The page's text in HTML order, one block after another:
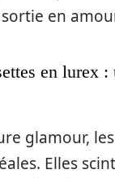
en
en lurex :
glamour,
Elles